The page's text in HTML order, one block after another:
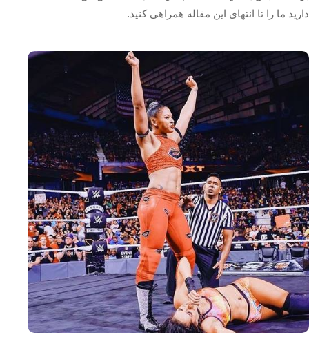
دارید ما را تا انتهای این مقاله همراهی کنید.